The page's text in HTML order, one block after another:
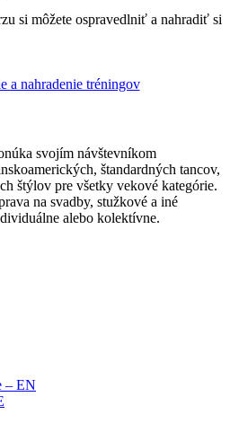
si môžete ospravedlniť a nahradiť si
a nahradenie tréningov
svojím návštevníkom
štandardných tancov,
štýlov pre všetky vekové kategórie.
na svadby, stužkové a iné
alebo kolektívne.
– EN